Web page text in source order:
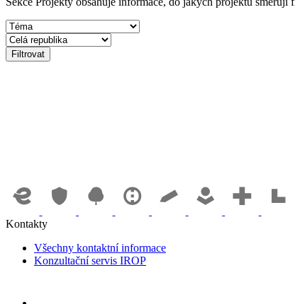
Filtrovat
Kontakty
Všechny kontaktní informace
Konzultační servis IROP